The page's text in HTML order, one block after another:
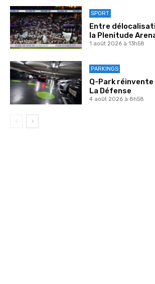
SPORT
Entre
la Plenitude
1 août 2026 à 13h58
PARKINGS
Q-Park
La Défense
4 août 2026 à 8h58